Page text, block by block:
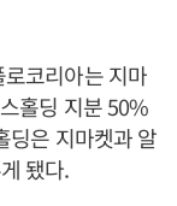
코리아는 지마
홀딩 지분 50%
딩은 지마켓과 알
됐다.